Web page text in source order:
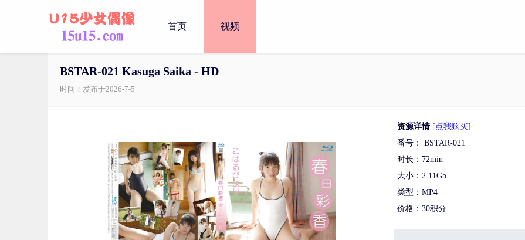
首页 视频
BSTAR-021 Kasuga Saika - HD
时间：发布于2026-7-5
资源详情 [点我购买]
番号： BSTAR-021
时长：72min
大小：2.11Gb
类型：MP4
价格：30积分